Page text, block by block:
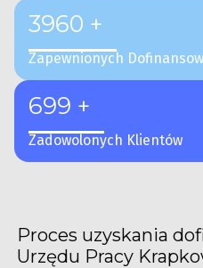
3960 +
Zapewnionych
699 +
Zadowolonych Klientów
Proces uzyskania
Urzędu Pracy